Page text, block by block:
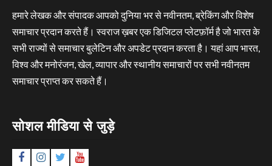
हमारे लेखक और संपादक आपको दुनिया भर से नवीनतम, ब्रेकिंग और विशेष
समाचार प्रदान करते हैं। स्वराज ख़बर एक डिजिटल प्लेटफ़ॉर्म है जो भारत के
सभी राज्यों से समाचार बुलेटिन और अपडेट प्रदान करता है। यहां आप भारत,
विश्व और मनोरंजन, खेल, व्यापार और स्थानीय समाचारों पर सभी नवीनतम
समाचार प्राप्त कर सकते हैं।
सोशल मीडिया से जुड़े
FacebookInstagram
TwitterYouTube